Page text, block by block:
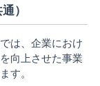
）
は、企業におけ
向上させた事業
す。